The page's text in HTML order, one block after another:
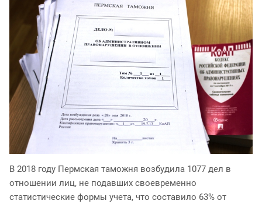
В 2018 году Пермская таможня возбудила 1077 дел в
отношении лиц, не подавших своевременно
статистические формы учета, что составило 63% от